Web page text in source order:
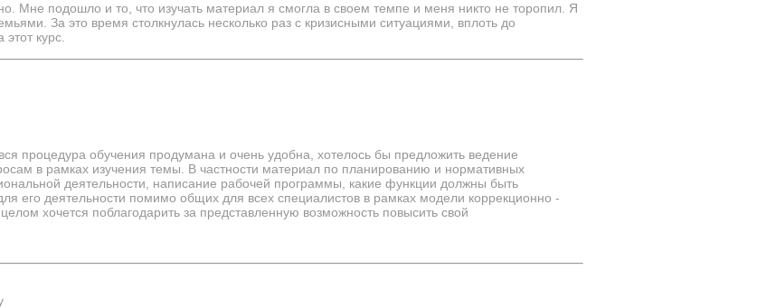
Мне подошло и то, что изучать материал я смогла в своем темпе и меня никто не торопил. Я
За это время столкнулась несколько раз с кризисными ситуациями, вплоть до
курс.
процедура обучения продумана и очень удобна, хотелось бы предложить ведение
в рамках изучения темы. В частности материал по планированию и нормативных
деятельности, написание рабочей программы, какие функции должны быть
его деятельности помимо общих для всех специалистов в рамках модели коррекционно -
хочется поблагодарить за представленную возможность повысить свой